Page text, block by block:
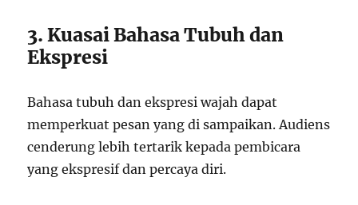
3. Kuasai Bahasa Tubuh dan
Ekspresi
Bahasa tubuh dan ekspresi wajah dapat
memperkuat pesan yang di sampaikan. Audiens
cenderung lebih tertarik kepada pembicara
yang ekspresif dan percaya diri.